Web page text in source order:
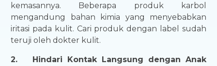
kemasannya. Beberapa produk karbol
mengandung bahan kimia yang menyebabkan
iritasi pada kulit. Cari produk dengan label sudah
teruji oleh dokter kulit.
2.
Hindari Kontak Langsung dengan Anak